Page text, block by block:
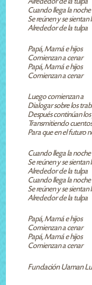
Cuando llega la noche
Se reúnen y se sientan
Alrededor de la tulpa
Papá, Mamá e hijos
Comienzan a cenar
Papá, Mamá e hijos
Comienzan a cenar
Luego comienzan a
Dialogar sobre los
Después continúan
Transmitiendo
Para que en el futuro
Cuando llega la noche
Se reúnen y se sientan
Alrededor de la tulpa
Cuando llega la noche
Se reúnen y se sientan
Alrededor de la tulpa
Papá, Mamá e hijos
Comienzan a cenar
Papá, Mamá e hijos
Comienzan a cenar
Fundación Uaman